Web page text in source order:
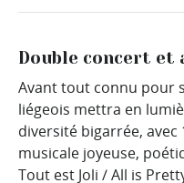
Double concert
Avant tout connu pour
liégeois mettra en
diversité bigarrée,
musicale joyeuse,
Tout est Joli / All is